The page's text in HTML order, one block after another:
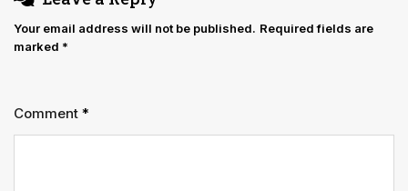
Your email address will not be published. Required fields are
marked *
Comment *